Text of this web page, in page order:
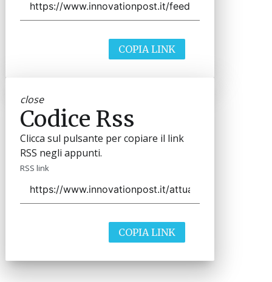
COPIA LINK
close
Codice Rss
Clicca sul pulsante per copiare il link
RSS negli appunti.
RSS link
COPIA LINK